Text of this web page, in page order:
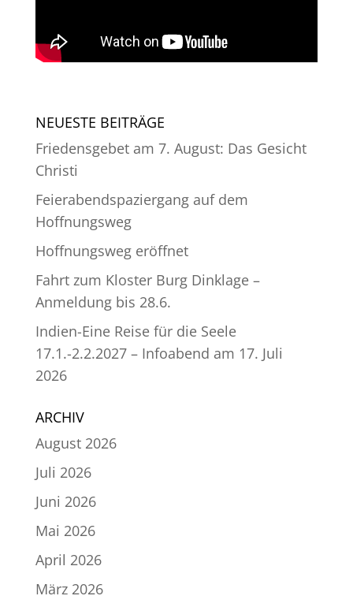
NEUESTE BEITRÄGE
Friedensgebet am 7. August: Das Gesicht
Christi
Feierabendspaziergang auf dem
Hoffnungsweg
Hoffnungsweg eröffnet
Fahrt zum Kloster Burg Dinklage –
Anmeldung bis 28.6.
Indien-Eine Reise für die Seele
17.1.-2.2.2027 – Infoabend am 17. Juli
2026
ARCHIV
August 2026
Juli 2026
Juni 2026
Mai 2026
April 2026
März 2026